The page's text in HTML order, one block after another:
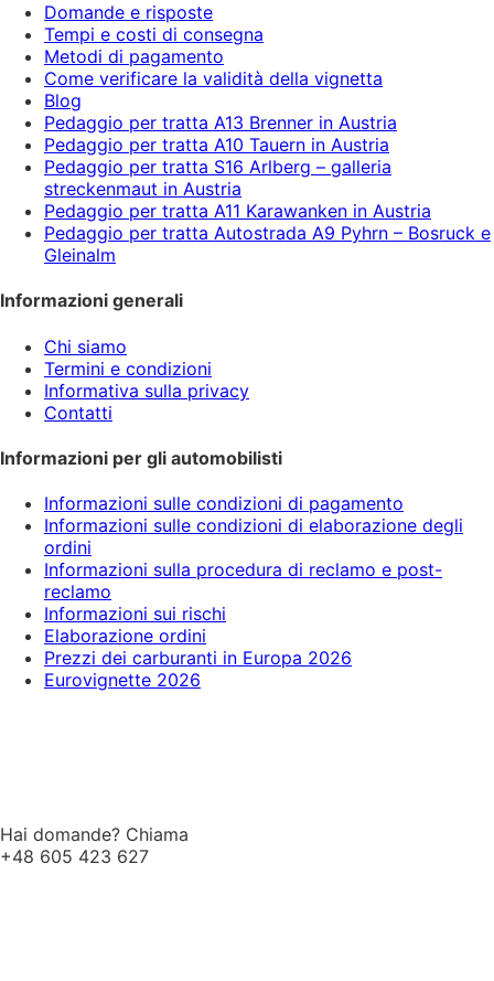
Domande e risposte
Tempi e costi di consegna
Metodi di pagamento
Come verificare la validità della vignetta
Blog
Pedaggio per tratta A13 Brenner in Austria
Pedaggio per tratta A10 Tauern in Austria
Pedaggio per tratta S16 Arlberg – galleria
streckenmaut in Austria
Pedaggio per tratta A11 Karawanken in Austria
Pedaggio per tratta Autostrada A9 Pyhrn – Bosruck e
Gleinalm
Informazioni generali
Chi siamo
Termini e condizioni
Informativa sulla privacy
Contatti
Informazioni per gli automobilisti
Informazioni sulle condizioni di pagamento
Informazioni sulle condizioni di elaborazione degli
ordini
Informazioni sulla procedura di reclamo e post-
reclamo
Informazioni sui rischi
Elaborazione ordini
Prezzi dei carburanti in Europa 2026
Eurovignette 2026
Hai domande? Chiama
+48 605 423 627